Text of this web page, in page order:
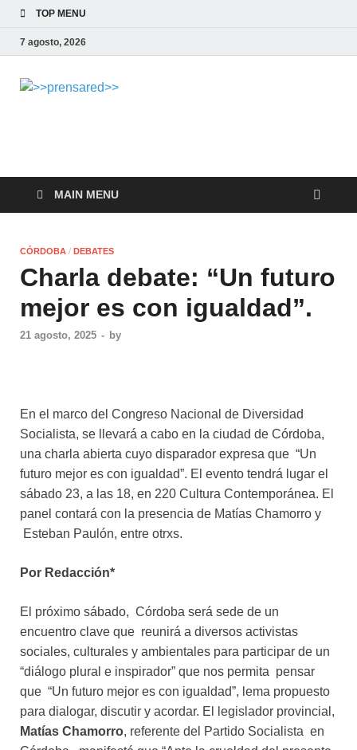
TOP MENU
7 agosto, 2026
MAIN MENU
CÓRDOBA / DEBATES
Charla debate: “Un futuro
mejor es con igualdad”.
21 agosto, 2025 - by
En el marco del Congreso Nacional de Diversidad
Socialista, se llevará a cabo en la ciudad de Córdoba,
una charla abierta cuyo disparador expresa que “Un
futuro mejor es con igualdad”. El evento tendrá lugar el
sábado 23, a las 18, en 220 Cultura Contemporánea. El
panel contará con la presencia de Matías Chamorro y
Esteban Paulón, entre otrxs.
Por Redacción*
El próximo sábado, Córdoba será sede de un
encuentro clave que reunirá a diversos activistas
sociales, culturales y ambientales para participar de un
“diálogo plural e inspirador” que nos permita pensar
que “Un futuro mejor es con igualdad”, lema propuesto
para dialogar, discutir y acordar. El legislador provincial,
Matías Chamorro, referente del Partido Socialista en